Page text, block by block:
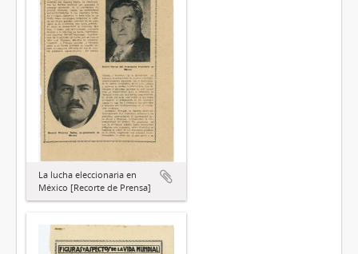
La lucha eleccionaria en
México [Recorte de Prensa]